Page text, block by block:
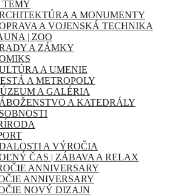
TÉMY
A MONUMENTY
A VOJENSKÁ TECHNIKA
| ZOO
A ZÁMKY
A UMENIE
A METROPOLY
A GALÉRIA
A KATEDRÁLY
A VÝROČIA
ČAS | ZÁBAVA A RELAX
ANNIVERSARY
ANNIVERSARY
NOVÝ DIZAJN